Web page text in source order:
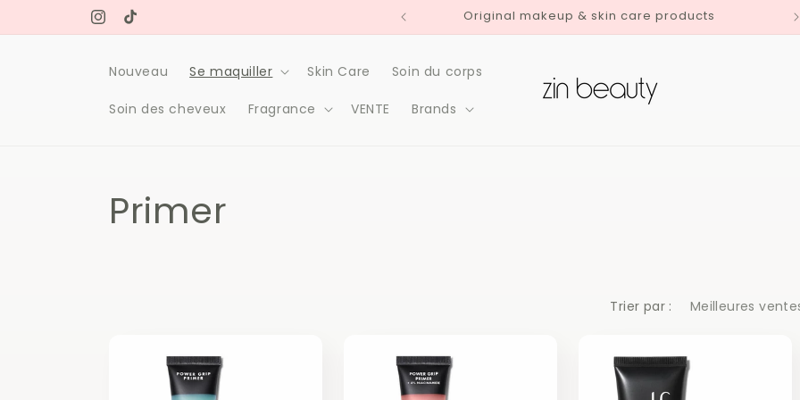
au
Instagram
TikTok
Free delivery on orders over 1000Dh Original makeup & skin care products
Nouveau Se maquiller Skin Care Soin du corps
Soin des cheveux Fragrance VENTE Brands
C
Primer
Trier par :